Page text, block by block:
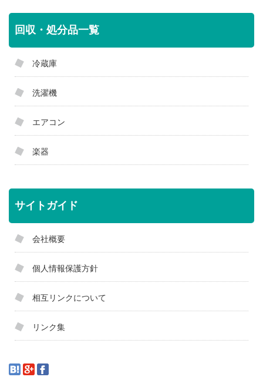
回収・処分品一覧
冷蔵庫
洗濯機
エアコン
楽器
サイトガイド
会社概要
個人情報保護方針
相互リンクについて
リンク集